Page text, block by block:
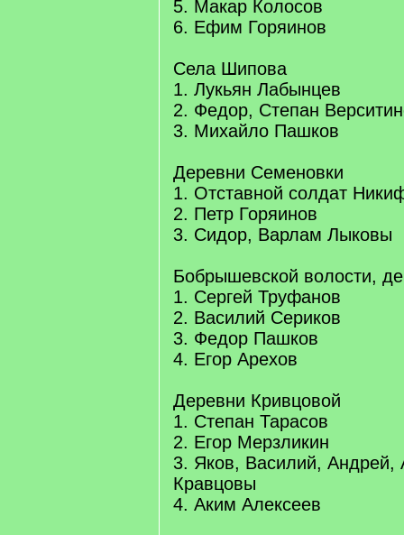
5. Макар Колосов
6. Ефим Горяинов
Села Шипова
1. Лукьян Лабынцев
2. Федор, Степан
3. Михайло Пашков
Деревни Семеновки
1. Отставной солдат
2. Петр Горяинов
3. Сидор, Варлам Лыковы
Бобрышевской волости,
1. Сергей Труфанов
2. Василий Сериков
3. Федор Пашков
4. Егор Арехов
Деревни Кривцовой
1. Степан Тарасов
2. Егор Мерзликин
3. Яков, Василий, Андрей,
Кравцовы
4. Аким Алексеев